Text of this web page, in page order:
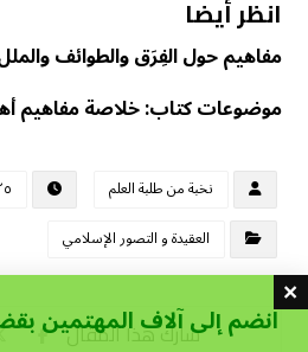
انظر أيضا
مفاهيم حول الفِرَق والطوائف
موضوعات كتاب: خلاصة مفاهيم
نخبة من طلبة العلم
العقيدة و التصور الإسلامي
انضم إلى آلاف المهتمين